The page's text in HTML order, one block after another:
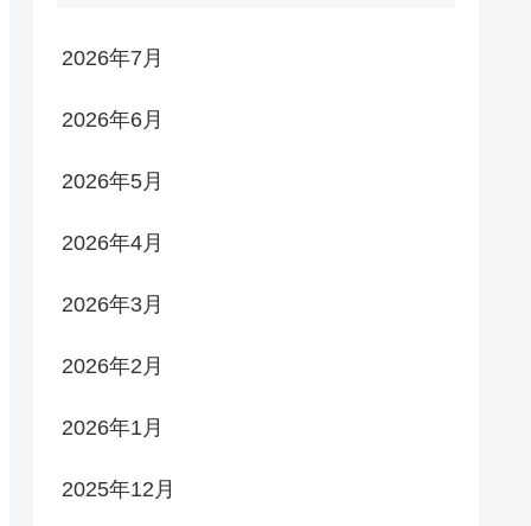
2026年7月
2026年6月
2026年5月
2026年4月
2026年3月
2026年2月
2026年1月
2025年12月